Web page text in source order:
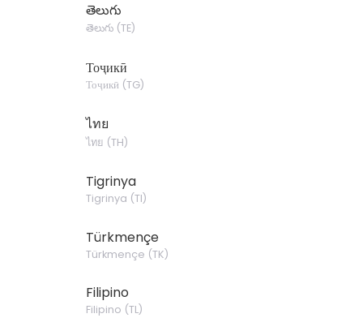
తెలుగు
తెలుగు(TE)
Тоҷикӣ
Тоҷикӣ (TG)
ไทย
ไทย (TH)
Tigrinya
Tigrinya (TI)
Türkmençe
Türkmençe (TK)
Filipino
Filipino (TL)